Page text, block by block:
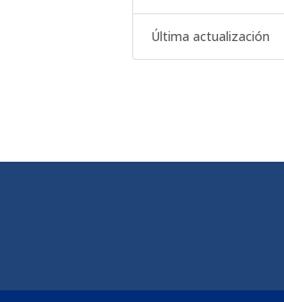
Última actualización